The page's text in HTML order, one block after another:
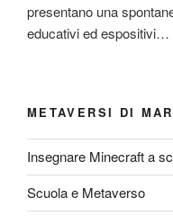
presentano una
educativi ed espositivi…
METAVERSI DI
Insegnare Minecraft a
Scuola e Metaverso